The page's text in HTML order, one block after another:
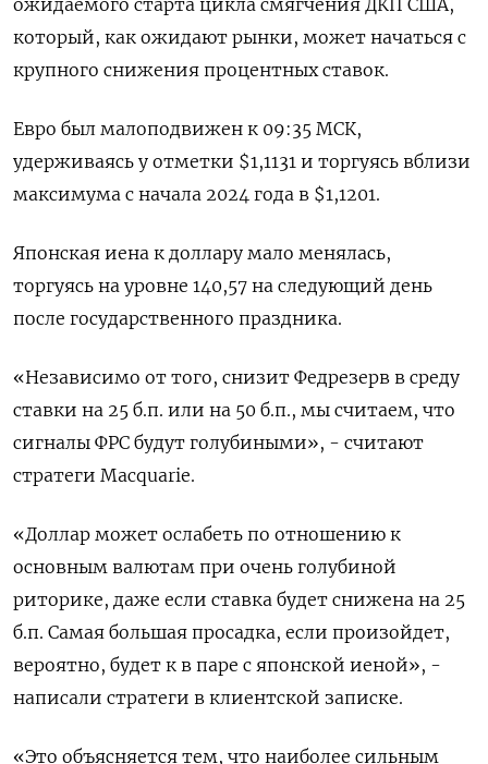
ожидаемого старта цикла смягчения ДКП США,
который, как ожидают рынки, может начаться с
крупного снижения процентных ставок.
Евро был малоподвижен к 09:35 МСК,
удерживаясь у отметки $1,1131​ и торгуясь вблизи
максимума с начала 2024 года в $1,1201.
Японская иена к доллару мало менялась,
торгуясь на уровне 140,57 на следующий день
после государственного праздника.
«Независимо от того, снизит Федрезерв в среду
ставки на 25 б.п. или на 50 б.п., мы считаем, что
сигналы ФРС будут голубиными», - считают
стратеги Macquarie.
«Доллар может ослабеть по отношению к
основным валютам при очень голубиной
риторике, даже если ставка будет снижена на 25
б.п. Самая большая просадка, если произойдет,
вероятно, будет к в паре с японской иеной», -
написали стратеги в клиентской записке.
«Это объясняется тем, что наиболее сильным